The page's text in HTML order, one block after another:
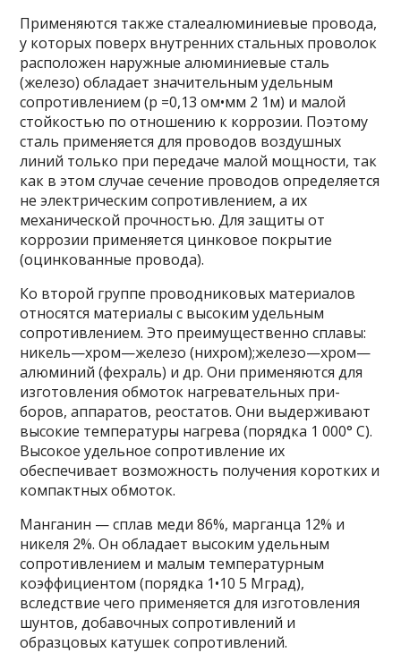
Применяются также сталеалюминиевые провода,
у ко­торых поверх внутренних стальных проволок
расположен наружные алюминиевые сталь
(железо) обладает значительным удельным
сопротивлением (р =0,13 ом•мм 2 1м) и малой
стойкостью по отношению к коррозии. Поэтому
сталь применяется для проводов воздушных
линий только при передаче малой мощности, так
как в этом случае сечение проводов определяется
не электрическим сопротивлением, а их
механической проч­ностью. Для защиты от
коррозии применяется цинковое покрытие
(оцинкованные провода).
Ко второй группе проводниковых материалов
относятся материалы с высоким удельным
сопротивлением. Это преимущественно сплавы:
никель—хром—железо (нихром);железо—хром—
алюминий (фехраль) и др. Они применяются для
изготовления обмоток нагревательных при­
боров, аппаратов, реостатов. Они выдерживают
высокие температуры нагрева (порядка 1 000° С).
Высокое удельное сопротивление их
обеспечивает возможность получения коротких и
компактных обмоток.
Манганин — сплав меди 86%, марганца 12% и
никеля 2%. Он обладает высоким удельным
сопротивле­нием и малым температурным
коэффициентом (порядка 1•10 5 Мград),
вследствие чего применяется для изготовле­ния
шунтов, добавочных сопротивлений и
образцовых катушек сопротивлений.